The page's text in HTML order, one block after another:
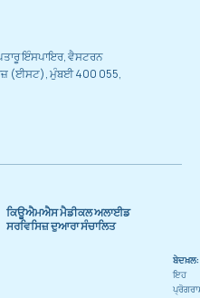
ਇੰਸਪਾਇਰ, ਵੈਸਟਰਨ
(ਈਸਟ), ਮੁੰਬਈ 400 055,
ਕਿਊਐਮਐਸ ਮੈਡੀਕਲ ਅਲਾਈਡ
ਸਰਵਿਸਿਜ਼ ਦੁਆਰਾ ਸੰਚਾਲਿਤ
ਬੇਦਖ਼ਲ:
ਇਹ